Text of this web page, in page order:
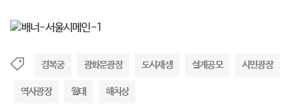
경복궁 광화문광장 도시재생 설계공모 시민광장
역사광장 월대 해치상